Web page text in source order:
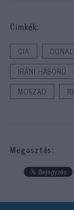
Cimkék:
CIA
IRÁNI HÁBORÚ
MOSZAD
Megosztás: